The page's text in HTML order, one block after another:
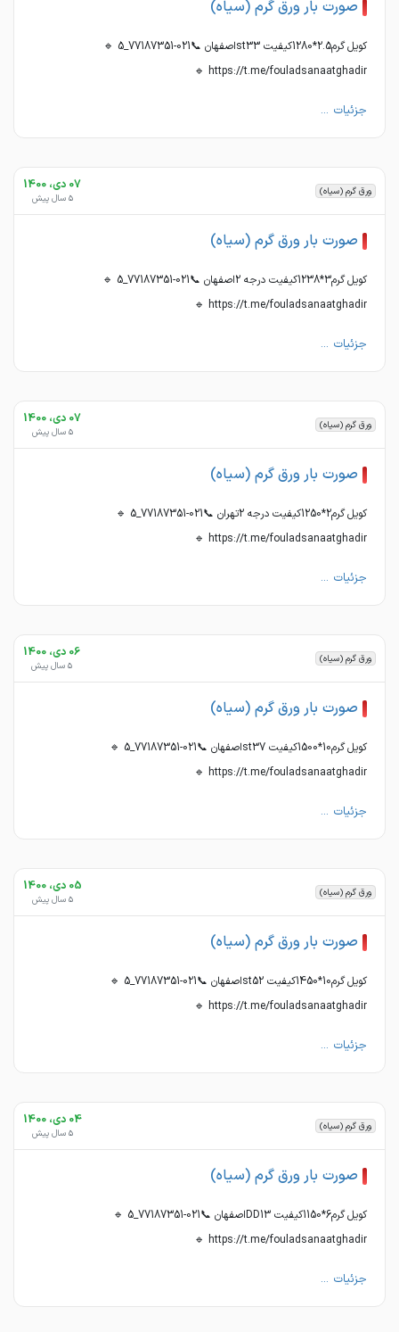
صورت بار ورق گرم (سیاه)
کویل گرم2.5*1280کیفیت st33اصفهان 📞021-77187351_5 🔹
https://t.me/fouladsanaatghadir 🔹
جزئیات ...
ورق گرم (سیاه) 07 دی، 1400
5 سال پیش
صورت بار ورق گرم (سیاه)
کویل گرم3*1238کیفیت درجه 2اصفهان 📞021-77187351_5 🔹
https://t.me/fouladsanaatghadir 🔹
جزئیات ...
ورق گرم (سیاه) 07 دی، 1400
5 سال پیش
صورت بار ورق گرم (سیاه)
کویل گرم2*1250کیفیت درجه 2تهران 📞021-77187351_5 🔹
https://t.me/fouladsanaatghadir 🔹
جزئیات ...
ورق گرم (سیاه) 06 دی، 1400
5 سال پیش
صورت بار ورق گرم (سیاه)
کویل گرم10*1500کیفیت st37اصفهان 📞021-77187351_5 🔹
https://t.me/fouladsanaatghadir 🔹
جزئیات ...
ورق گرم (سیاه) 05 دی، 1400
5 سال پیش
صورت بار ورق گرم (سیاه)
کویل گرم10*1450کیفیت st52اصفهان 📞021-77187351_5 🔹
https://t.me/fouladsanaatghadir 🔹
جزئیات ...
ورق گرم (سیاه) 04 دی، 1400
5 سال پیش
صورت بار ورق گرم (سیاه)
کویل گرم6*1150کیفیت DD13اصفهان 📞021-77187351_5 🔹
https://t.me/fouladsanaatghadir 🔹
جزئیات ...